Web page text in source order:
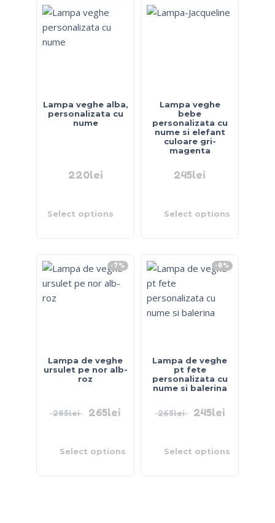
Lampa veghe alba,
personalizata cu
nume
220lei
Select options
Lampa veghe
bebe
personalizata cu
nume si elefant
culoare gri-
magenta
245lei
Select options
-7%
Lampa de veghe
ursulet pe nor alb-
roz
285lei 265lei
Select options
-8%
Lampa de veghe
pt fete
personalizata cu
nume si balerina
265lei 245lei
Select options